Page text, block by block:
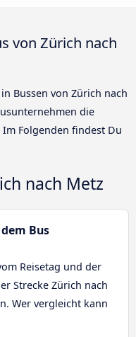
von Zürich nach
Bussen von Zürich nach
die
Folgenden findest Du
nach Metz
Bus
Reisetag und der
Strecke Zürich nach
Wer vergleicht kann